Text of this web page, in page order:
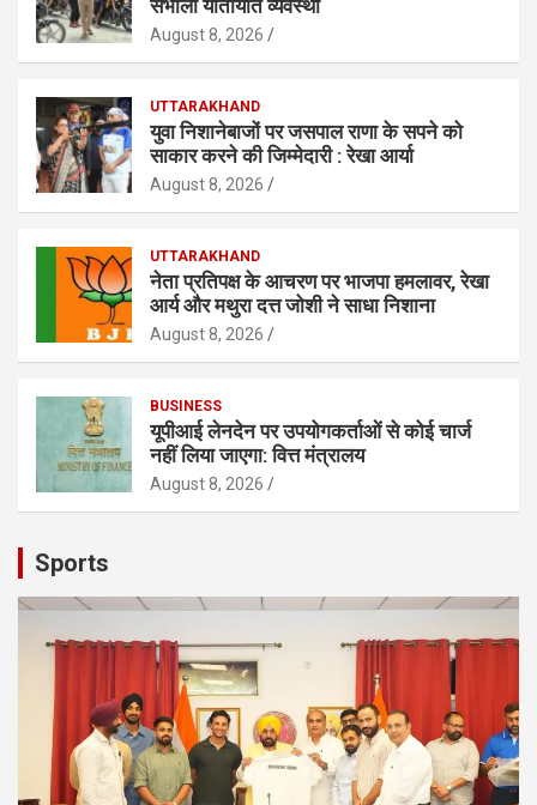
संभाली यातायात व्यवस्था
August 8, 2026
UTTARAKHAND
युवा निशानेबाजों पर जसपाल राणा के सपने को
साकार करने की जिम्मेदारी : रेखा आर्या
August 8, 2026
UTTARAKHAND
नेता प्रतिपक्ष के आचरण पर भाजपा हमलावर, रेखा
आर्य और मथुरा दत्त जोशी ने साधा निशाना
August 8, 2026
BUSINESS
यूपीआई लेनदेन पर उपयोगकर्ताओं से कोई चार्ज
नहीं लिया जाएगा: वित्त मंत्रालय
August 8, 2026
Sports